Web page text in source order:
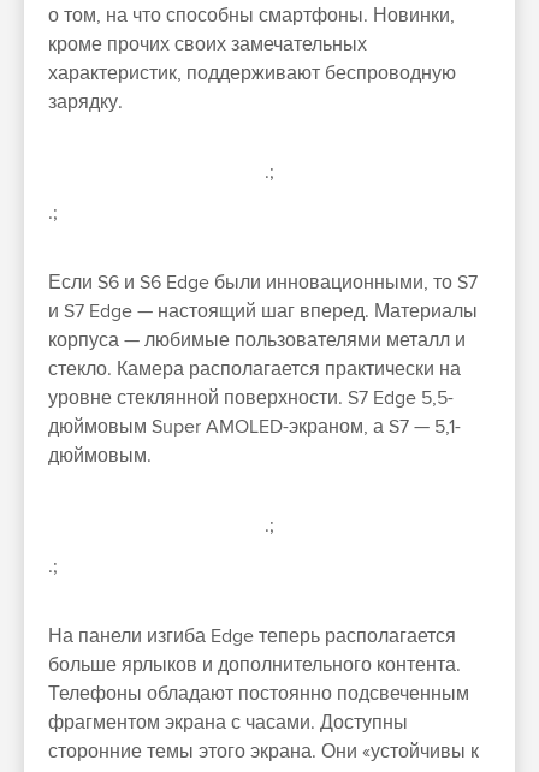
о том, на что способны смартфоны. Новинки,
кроме прочих своих замечательных
характеристик, поддерживают беспроводную
зарядку.
.;
.;
Если S6 и S6 Edge были инновационными, то S7
и S7 Edge — настоящий шаг вперед. Материалы
корпуса — любимые пользователями металл и
стекло. Камера располагается практически на
уровне стеклянной поверхности. S7 Edge 5,5-
дюймовым Super AMOLED-экраном, а S7 — 5,1-
дюймовым.
.;
.;
На панели изгиба Edge теперь располагается
больше ярлыков и дополнительного контента.
Телефоны обладают постоянно подсвеченным
фрагментом экрана с часами. Доступны
сторонние темы этого экрана. Они «устойчивы к